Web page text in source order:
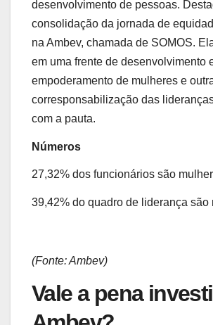
desenvolvimento de pessoas.
consolidação da jornada de
na Ambev, chamada de SOMOS.
em uma frente de desenvolvimento
empoderamento de mulheres e
corresponsabilização das
com a pauta.
Números
27,32% dos funcionários são
39,42% do quadro de liderança são
(Fonte: Ambev)
Vale a pena